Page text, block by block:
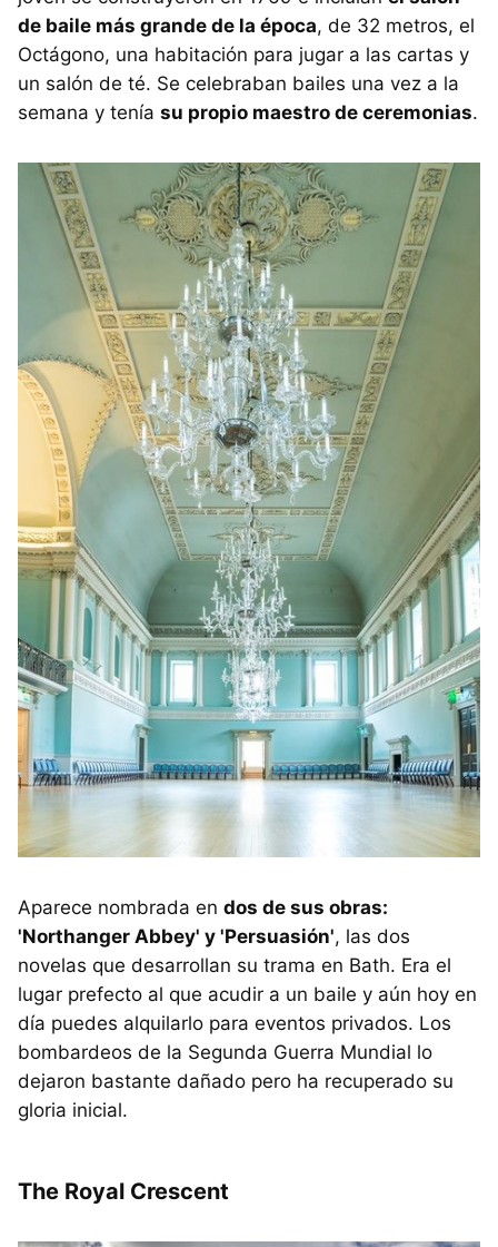
de baile más grande de la época, de 32 metros, el
Octágono, una habitación para jugar a las cartas y
un salón de té. Se celebraban bailes una vez a la
semana y tenía su propio maestro de ceremonias.
Aparece nombrada en dos de sus obras:
'Northanger Abbey' y 'Persuasión', las dos
novelas que desarrollan su trama en Bath. Era el
lugar prefecto al que acudir a un baile y aún hoy en
día puedes alquilarlo para eventos privados. Los
bombardeos de la Segunda Guerra Mundial lo
dejaron bastante dañado pero ha recuperado su
gloria inicial.
The Royal Crescent